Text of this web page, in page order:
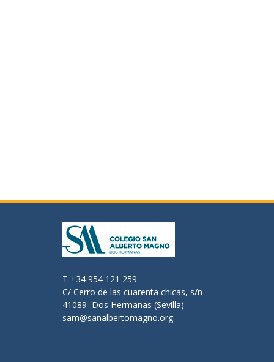
T +34 954 121 259
C/ Cerro de las cuarenta chicas, s/n
41089 Dos Hermanas (Sevilla)
sam@sanalbertomagno.org